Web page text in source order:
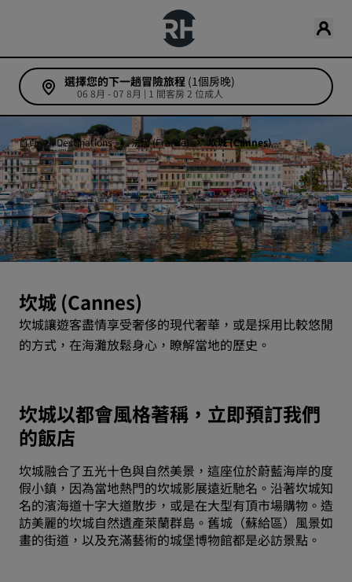
選擇您的下一趟冒險旅程 (1個房晚)
06 8月 - 07 8月 | 1 間客房 2 位成人
首頁 Destinations 法國 (France) 坎城 (Cannes)
坎城 (Cannes)
坎城讓遊客盡情享受奢侈的現代奢華，或是採用比較悠閒
的方式，在海灘放鬆身心，瞭解當地的歷史。
坎城以都會風格著稱，立即預訂我們
的飯店
坎城融合了五光十色與自然美景，這座位於蔚藍海岸的度
假小鎮，因為當地熱門的坎城影展遠近馳名。沿著坎城知
名的濱海道十字大道散步，或是在大型有頂市場購物。造
訪美麗的坎城自然遺產萊蘭群島。舊城（蘇給區）風景如
畫的街道，以及充滿藝術的城堡博物館都是必訪景點。